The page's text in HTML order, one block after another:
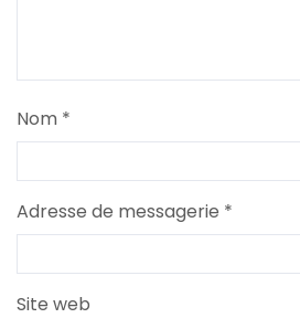
Nom *
Adresse de messagerie *
Site web